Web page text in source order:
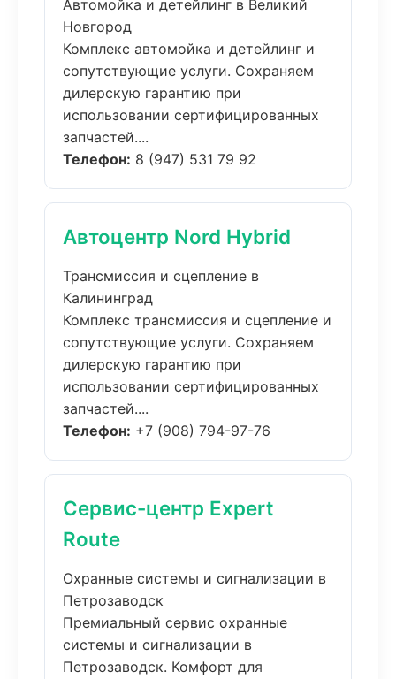
Автомойка и детейлинг в Великий
Новгород
Комплекс автомойка и детейлинг и
сопутствующие услуги. Сохраняем
дилерскую гарантию при
использовании сертифицированных
запчастей....
Телефон: 8 (947) 531 79 92
Автоцентр Nord Hybrid
Трансмиссия и сцепление в
Калининград
Комплекс трансмиссия и сцепление и
сопутствующие услуги. Сохраняем
дилерскую гарантию при
использовании сертифицированных
запчастей....
Телефон: +7 (908) 794-97-76
Сервис-центр Expert
Route
Охранные системы и сигнализации в
Петрозаводск
Премиальный сервис охранные
системы и сигнализации в
Петрозаводск. Комфорт для